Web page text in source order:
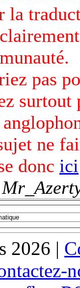
la
pas
ne
donc ici
2026 |